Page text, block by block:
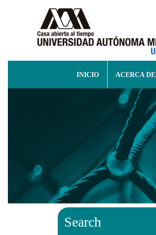
INICIO ACERCA DE
Search